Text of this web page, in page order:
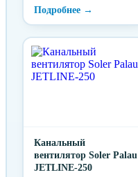
высотой корпуса среди
всех известных центр...
Канальный
вентилятор Soler Palau
JETLINE-250